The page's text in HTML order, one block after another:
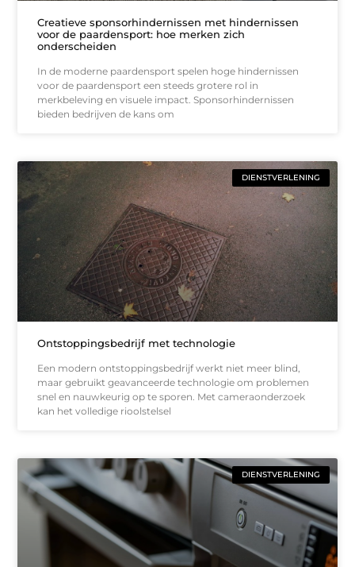
Creatieve sponsorhindernissen met hindernissen
voor de paardensport: hoe merken zich
onderscheiden
In de moderne paardensport spelen hoge hindernissen
voor de paardensport een steeds grotere rol in
merkbeleving en visuele impact. Sponsorhindernissen
bieden bedrijven de kans om
DIENSTVERLENING
Ontstoppingsbedrijf met technologie
Een modern ontstoppingsbedrijf werkt niet meer blind,
maar gebruikt geavanceerde technologie om problemen
snel en nauwkeurig op te sporen. Met cameraonderzoek
kan het volledige rioolstelsel
DIENSTVERLENING